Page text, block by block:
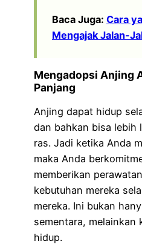
Baca Juga: Cara
Mengajak Jalan-
Mengadopsi Anjing
Panjang
Anjing dapat hidup
dan bahkan bisa lebih
ras. Jadi ketika Anda
maka Anda
memberikan
kebutuhan mereka
mereka. Ini bukan
sementara, melainkan
hidup.